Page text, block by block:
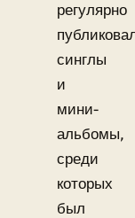
регулярно
синглы
и
мини-
альбомы,
среди
которых
был